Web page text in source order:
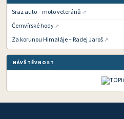
Sraz auto – moto veteránů
Černvírské hody
Za korunou Himaláje – Radej Jaroš
NÁVŠTĚVNOST